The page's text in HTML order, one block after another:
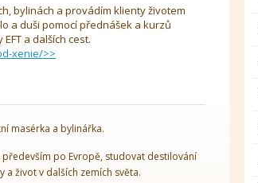
bylinách a provádím klienty životem
a duši pomocí přednášek a kurzů
a dalších cest.
xenie/>>
masérka a bylinářka.
především po Evropě, studovat destilování
život v dalších zemích světa.